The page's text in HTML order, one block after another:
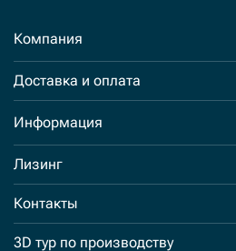
Компания
Доставка и оплата
Информация
Лизинг
Контакты
3D тур по производству